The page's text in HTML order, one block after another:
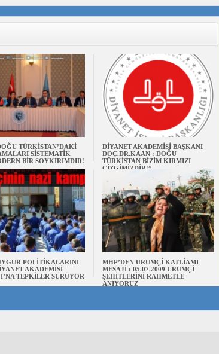
TÜRKİSTAN’DAKİ
SİSTEMATİK
BİR SOYKIRIMDIR!
DİYANET AKADEMİSİ BAŞKANI
DOÇ.DR.KAAN : DOĞU
TÜRKİSTAN BİZİM KIRMIZI
ÇİZGİMİZDİR!”
POLİTİKALARINI
AKADEMİSİ
TEPKİLER SÜRÜYOR
MHP’DEN URUMÇİ KATLİAMI
MESAJİ : 05.07.2009 URUMÇİ
ŞEHİTLERİNİ RAHMETLE
ANIYORUZ